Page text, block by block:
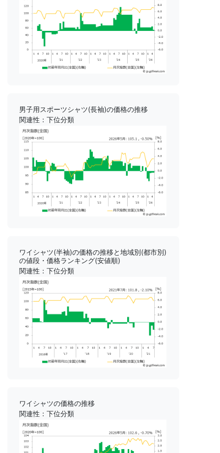
男子用スポーツシャツ(長袖)の価格の推移
関連性：下位分類
ワイシャツ(半袖)の価格の推移と地域別(都市別)
の値段・価格ランキング(安値順)
関連性：下位分類
ワイシャツの価格の推移
関連性：下位分類